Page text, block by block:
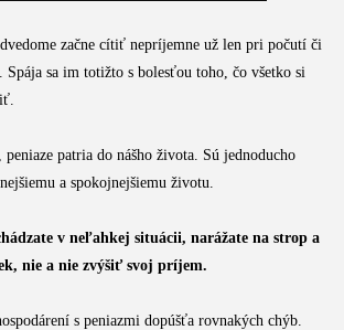
začne cítiť nepríjemne už len pri počutí či
Spája sa im totižto s bolesťou toho, čo všetko si
peniaze patria do nášho života. Sú jednoducho
a spokojnejšiemu životu.
v neľahkej situácii, narážate na strop a
nie a nie zvýšiť svoj príjem.
s peniazmi dopúšťa rovnakých chýb.